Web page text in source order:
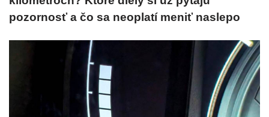
pozornosť a čo sa neoplatí meniť naslepo